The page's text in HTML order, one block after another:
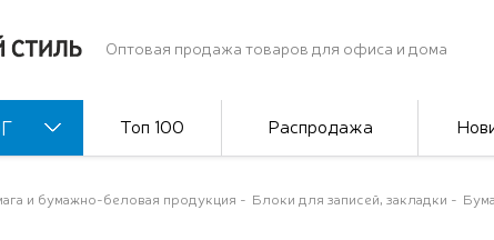
Оптовая продажа товаров для офиса и дома
Топ 100 Распродажа
и бумажно-беловая продукция Блоки для записей, закладки